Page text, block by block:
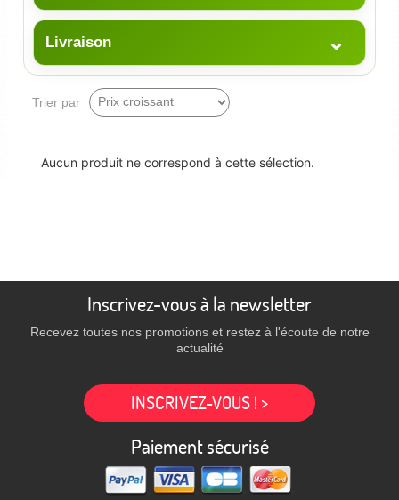
Livraison ⌄
Trier par
Aucun produit ne correspond à cette sélection.
Inscrivez-vous à la newsletter
Recevez toutes nos promotions et restez à l'écoute de notre
actualité
INSCRIVEZ-VOUS ! >
Paiement sécurisé